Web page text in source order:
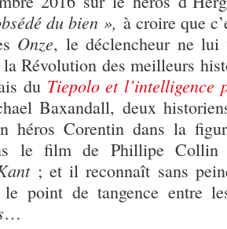
du bien », à croire que
Onze, le déclencheur ne
Révolution des meilleurs
du Tiepolo et
Baxandall, deux
héros Corentin dans la
le film de Phillipe
; et il reconnaît sans
le point de tangence entre
…